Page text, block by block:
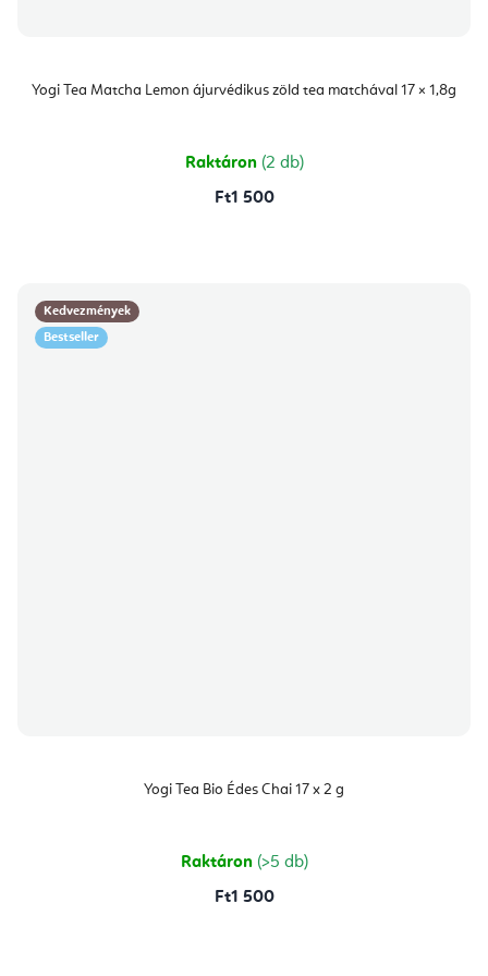
Yogi Tea Matcha Lemon ájurvédikus zöld tea matchával 17 × 1,8g
Raktáron (2 db)
Ft1 500
Kedvezmények
Bestseller
Yogi Tea Bio Édes Chai 17 x 2 g
Raktáron (>5 db)
Ft1 500